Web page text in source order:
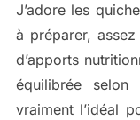
J’adore les
à préparer,
d’apports
équilibrée
vraiment l’idéal